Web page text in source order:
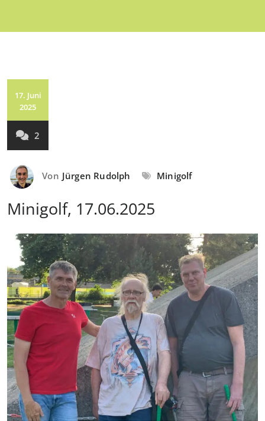
17. Juni
2025
2
Von Jürgen Rudolph Minigolf
Minigolf, 17.06.2025